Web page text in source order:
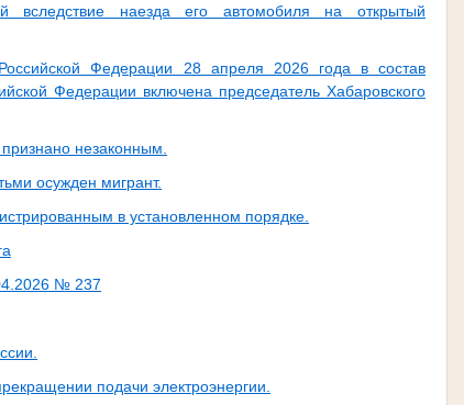
вследствие наезда его автомобиля на открытый
Федерации 28 апреля 2026 года в состав
Федерации включена председатель Хабаровского
незаконным.
осужден мигрант.
в установленном порядке.
№ 237
подачи электроэнергии.